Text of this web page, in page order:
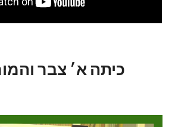
כיתה א׳ צבר